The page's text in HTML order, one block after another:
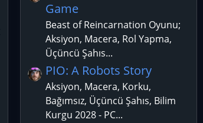
Game
Beast of Reincarnation Oyunu;
Aksiyon, Macera, Rol Yapma,
Üçüncü Şahıs...
PIO: A Robots Story
Aksiyon, Macera, Korku,
Bağımsız, Üçüncü Şahıs, Bilim
Kurgu 2028 - PC...